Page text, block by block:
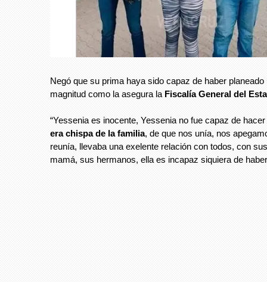
Negó que su prima haya sido capaz de haber planeado
magnitud como la asegura la Fiscalía General del
“Yessenia es inocente, Yessenia no fue capaz de
era chispa de la familia, de que nos unía, nos
reunía, llevaba una exelente relación con todos, con
mamá, sus hermanos, ella es incapaz siquiera de